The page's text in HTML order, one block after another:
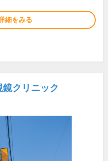
細をみる
鏡クリニック